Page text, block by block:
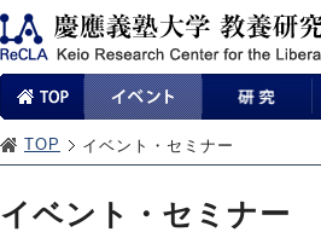
TOP イベント・セミナー
イベント・セミナー